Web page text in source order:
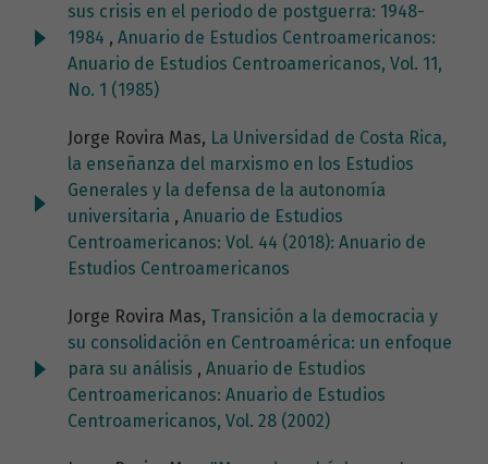
sus crisis en el periodo de postguerra: 1948-
1984 , Anuario de Estudios Centroamericanos:
Anuario de Estudios Centroamericanos, Vol. 11,
No. 1 (1985)
Jorge Rovira Mas, La Universidad de Costa Rica,
la enseñanza del marxismo en los Estudios
Generales y la defensa de la autonomía
universitaria , Anuario de Estudios
Centroamericanos: Vol. 44 (2018): Anuario de
Estudios Centroamericanos
Jorge Rovira Mas, Transición a la democracia y
su consolidación en Centroamérica: un enfoque
para su análisis , Anuario de Estudios
Centroamericanos: Anuario de Estudios
Centroamericanos, Vol. 28 (2002)